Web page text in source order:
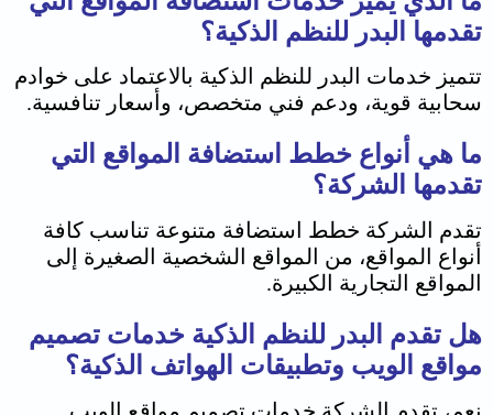
تقدمها البدر للنظم الذكية؟
تتميز خدمات البدر للنظم الذكية بالاعتماد على خوادم
سحابية قوية، ودعم فني متخصص، وأسعار تنافسية.
ما هي أنواع خطط استضافة المواقع التي
تقدمها الشركة؟
تقدم الشركة خطط استضافة متنوعة تناسب كافة
أنواع المواقع، من المواقع الشخصية الصغيرة إلى
المواقع التجارية الكبيرة.
هل تقدم البدر للنظم الذكية خدمات تصميم
مواقع الويب وتطبيقات الهواتف الذكية؟